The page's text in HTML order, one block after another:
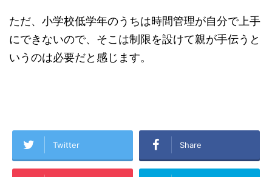
ただ、小学校低学年のうちは時間管理が自分で上手
にできないので、そこは制限を設けて親が手伝うと
いうのは必要だと感じます。
Twitter Share